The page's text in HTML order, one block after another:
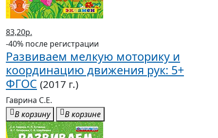
83,20р.
-40% после регистрации
Развиваем мелкую моторику и
координацию движения рук: 5+
ФГОС (2017 г.)
Гаврина С.Е.
В корзину
В корзине